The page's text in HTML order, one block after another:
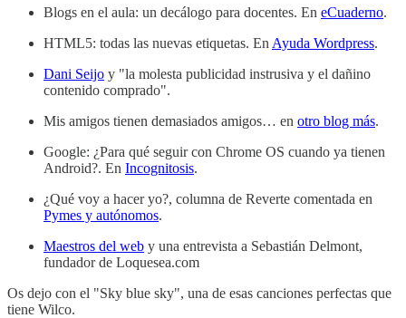
Blogs en el aula: un decálogo para docentes. En eCuaderno.
HTML5: todas las nuevas etiquetas. En Ayuda Wordpress.
Dani Seijo y "la molesta publicidad instrusiva y el dañino
contenido comprado".
Mis amigos tienen demasiados amigos… en otro blog más.
Google: ¿Para qué seguir con Chrome OS cuando ya tienen
Android?. En Incognitosis.
¿Qué voy a hacer yo?, columna de Reverte comentada en
Pymes y autónomos.
Maestros del web y una entrevista a Sebastián Delmont,
fundador de Loquesea.com
Os dejo con el "Sky blue sky", una de esas canciones perfectas que
tiene Wilco.